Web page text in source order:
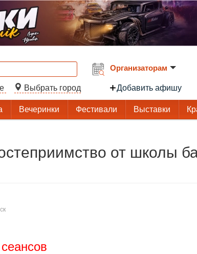
Выбрать город
Организаторам
Добавить афишу
Вечеринки Фестивали Выставки
от школы